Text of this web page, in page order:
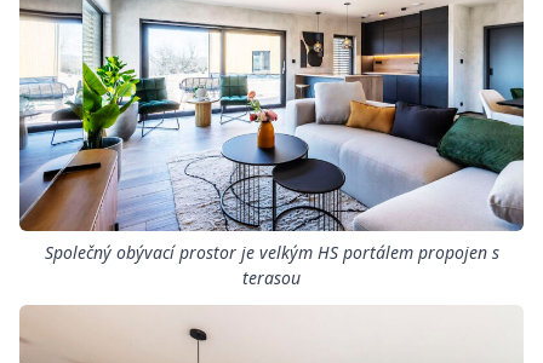
Společný obývací prostor je velkým HS portálem propojen s
terasou